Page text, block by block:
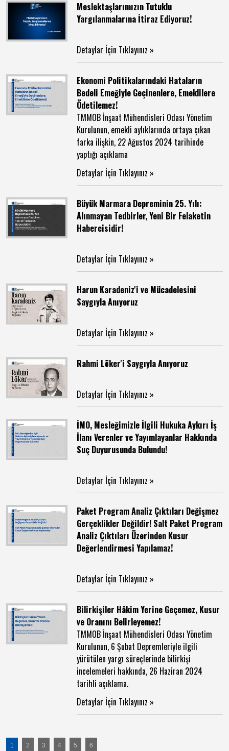
Meslektaşlarımızın Tutuklu
Yargılanmalarına İtiraz Ediyoruz!
Detaylar İçin Tıklayınız »
Ekonomi Politikalarındaki Hataların
Bedeli Emeğiyle Geçinenlere, Emeklilere
Ödetilemez!
TMMOB İnşaat Mühendisleri Odası Yönetim
Kurulunun, emekli aylıklarında ortaya çıkan
farka ilişkin, 22 Ağustos 2024 tarihinde
yaptığı açıklama
Detaylar İçin Tıklayınız »
Büyük Marmara Depreminin 25. Yılı:
Alınmayan Tedbirler, Yeni Bir Felaketin
Habercisidir!
Detaylar İçin Tıklayınız »
Harun Karadeniz'i ve Mücadelesini
Saygıyla Anıyoruz
Detaylar İçin Tıklayınız »
Rahmi Löker'i Saygıyla Anıyoruz
Detaylar İçin Tıklayınız »
İMO, Mesleğimizle İlgili Hukuka Aykırı İş
İlanı Verenler ve Yayımlayanlar Hakkında
Suç Duyurusunda Bulundu!
Detaylar İçin Tıklayınız »
Paket Program Analiz Çıktıları Değişmez
Gerçeklikler Değildir! Salt Paket Program
Analiz Çıktıları Üzerinden Kusur
Değerlendirmesi Yapılamaz!
Detaylar İçin Tıklayınız »
Bilirkişiler Hâkim Yerine Geçemez, Kusur
ve Oranını Belirleyemez!
TMMOB İnşaat Mühendisleri Odası Yönetim
Kurulunun, 6 Şubat Depremleriyle ilgili
yürütülen yargı süreçlerinde bilirkişi
incelemeleri hakkında, 26 Haziran 2024
tarihli açıklama.
Detaylar İçin Tıklayınız »
1 2 3 4 5 6